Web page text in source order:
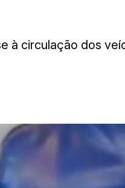
à circulação dos